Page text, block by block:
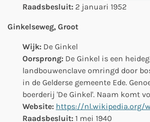
Raadsbesluit: 2 januari 1952
Ginkelseweg, Groot
Wijk: De Ginkel
Oorsprong: De Ginkel is een
landbouwenclave omringd door
in de Gelderse gemeente Ede.
boerderij 'De Ginkel'. Naam komt
Website: https://nl.wikipedia.org/
Raadsbesluit: 1 mei 1940